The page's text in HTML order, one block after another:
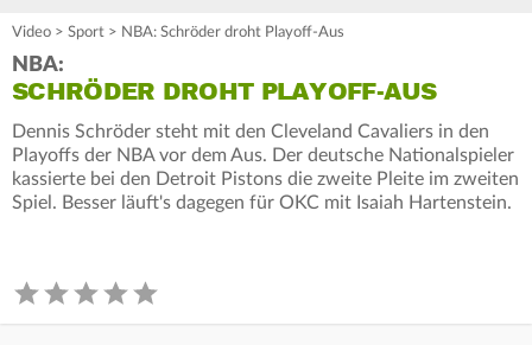
Video > Sport > NBA: Schröder droht Playoff-Aus
NBA:
SCHRÖDER DROHT PLAYOFF-AUS
Dennis Schröder steht mit den Cleveland Cavaliers in den
Playoffs der NBA vor dem Aus. Der deutsche Nationalspieler
kassierte bei den Detroit Pistons die zweite Pleite im zweiten
Spiel. Besser läuft's dagegen für OKC mit Isaiah Hartenstein.